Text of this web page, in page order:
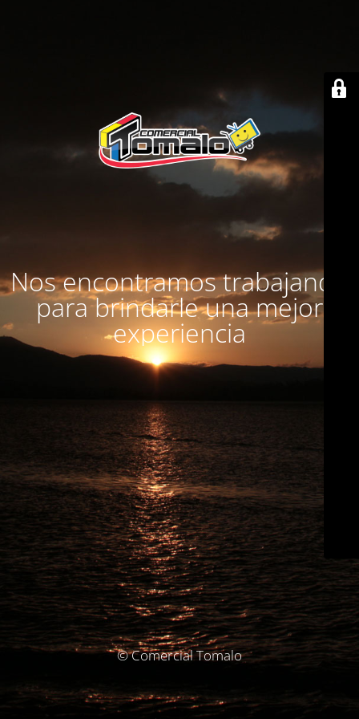
Nos encontramos trabajando
para brindarle una mejor
experiencia
© Comercial Tomalo